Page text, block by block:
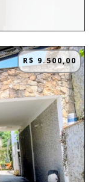
R$ 9.500,00